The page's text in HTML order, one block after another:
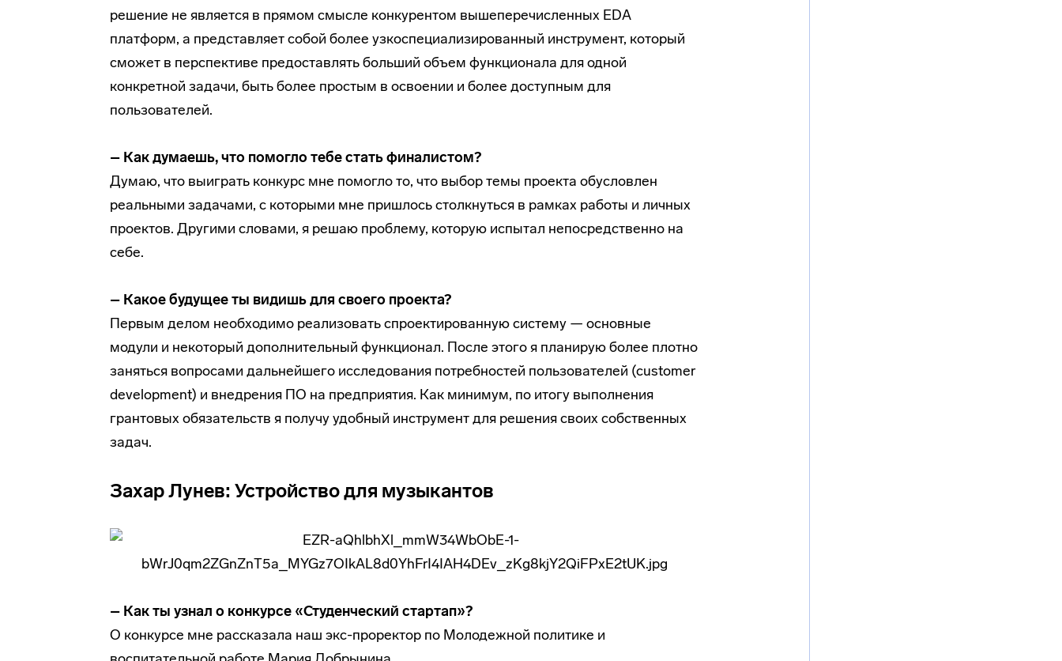
решение не является в прямом смысле конкурентом вышеперечисленных EDA
платформ, а представляет собой более узкоспециализированный инструмент, который
сможет в перспективе предоставлять больший объем функционала для одной
конкретной задачи, быть более простым в освоении и более доступным для
пользователей.
– Как думаешь, что помогло тебе стать финалистом?
Думаю, что выиграть конкурс мне помогло то, что выбор темы проекта обусловлен
реальными задачами, с которыми мне пришлось столкнуться в рамках работы и личных
проектов. Другими словами, я решаю проблему, которую испытал непосредственно на
себе.
– Какое будущее ты видишь для своего проекта?
Первым делом необходимо реализовать спроектированную систему — основные
модули и некоторый дополнительный функционал. После этого я планирую более плотно
заняться вопросами дальнейшего исследования потребностей пользователей (customer
development) и внедрения ПО на предприятия. Как минимум, по итогу выполнения
грантовых обязательств я получу удобный инструмент для решения своих собственных
задач.
Захар Лунев: Устройство для музыкантов
– Как ты узнал о конкурсе «Студенческий стартап»?
О конкурсе мне рассказала наш экс-проректор по Молодежной политике и